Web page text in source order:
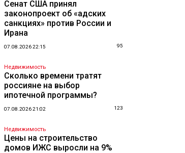
Сенат США принял
законопроект об «адских
санкциях» против России и
Ирана
07.08.2026 22:15 95
Недвижимость
Сколько времени тратят
россияне на выбор
ипотечной программы?
07.08.2026 21:02 123
Недвижимость
Цены на строительство
домов ИЖС выросли на 9%